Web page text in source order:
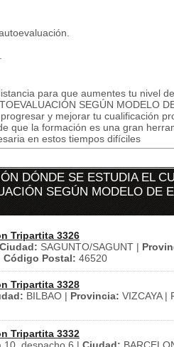
para que aumentes tu nivel
SEGÚN MODELO
y mejorar tu cualificación
que la formación es una gran
en estos tiempos difíciles
DÓNDE SE ESTUDIA EL
SEGÚN MODELO DE
Tripartita 3326
Ciudad: SAGUNTO/SAGUNT |
Código Postal: 46520
Tripartita 3328
BILBAO | Provincia: VIZCAYA |
Tripartita 3332